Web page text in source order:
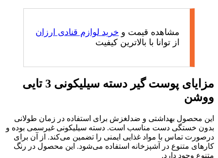
مشاهده قیمت و خرید لوازم قنادی ارزان
از توانا با بالاترین کیفیت
مزایای پوست گیر دسته سیلیکونی 3 تایی
ووشن
این محصول بهداشتی و ضدلغزش برای استفاده در زمان طولانی
بدون خستگی دست مناسب است. دسته سیلیکونی غیرسمی بوده و
درصورت تماس با مواد غذایی ایمنی را تضمین می‌کند. از آن برای
کارهای متنوع در آشپزخانه استفاده می‌شود. این محصول در رنگ
متنوع وجود دارد.